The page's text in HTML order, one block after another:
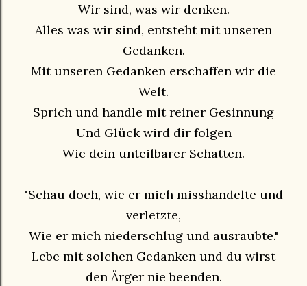
Wir sind, was wir denken.
Alles was wir sind, entsteht mit unseren
Gedanken.
Mit unseren Gedanken erschaffen wir die
Welt.
Sprich und handle mit reiner Gesinnung
Und Glück wird dir folgen
Wie dein unteilbarer Schatten.
"Schau doch, wie er mich misshandelte und
verletzte,
Wie er mich niederschlug und ausraubte."
Lebe mit solchen Gedanken und du wirst
den Ärger nie beenden.